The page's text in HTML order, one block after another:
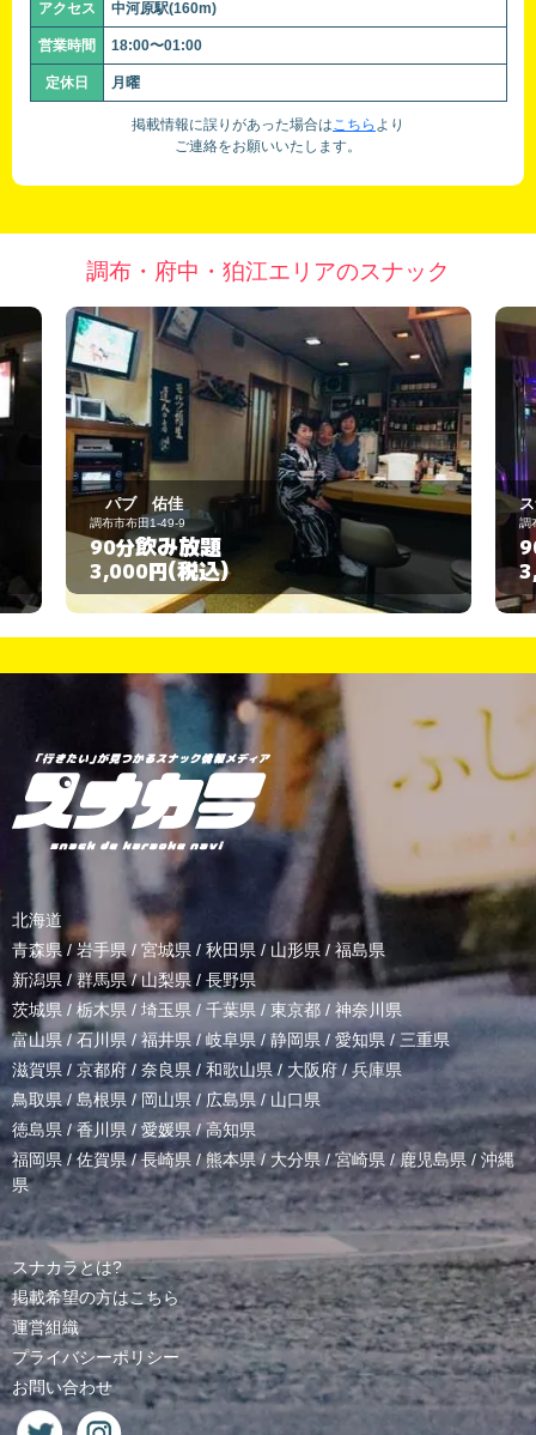
アクセス 中河原駅(160m)
営業時間 18:00〜01:00
定休日 月曜
掲載情報に誤りがあった場合はこちら より
ご連絡をお願いいたします。
調布・府中・狛江エリアのスナック
スナック ドレミ
調布市西つつじケ丘3-25-11
90分飲み放題
3,000円(税込)
北海道
青森県 / 岩手県/ 宮城県 / 秋田県 / 山形県/ 福島県
新潟県 /群馬県/山梨県 / 長野県
茨城県 / 栃木県 / 埼玉県 / 千葉県 / 東京都 / 神奈川県
富山県 /石川県/福井県/岐阜県 / 静岡県 / 愛知県 / 三重県
滋賀県 / 京都府 / 奈良県 / 和歌山県/ 大阪府 /兵庫県
鳥取県/ 島根県 /岡山県/ 広島県 / 山口県
徳島県 /香川県 / 愛媛県/高知県
福岡県/佐賀県/長崎県 /熊本県/ 大分県/宮崎県 /鹿児島県 / 沖縄
県
スナカラとは?
掲載希望の方はこちら
運営組織
プライバシーポリシー
お問い合わせ